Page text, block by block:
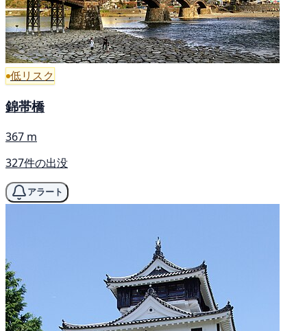
低リスク
錦帯橋
367 m
327件の出没
アラート